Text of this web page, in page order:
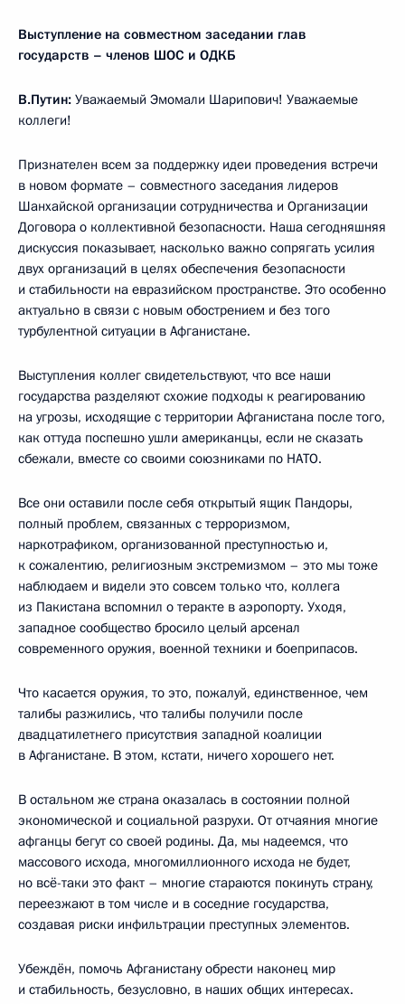
Выступление на совместном заседании глав
государств – членов ШОС и ОДКБ
В.Путин: Уважаемый Эмомали Шарипович! Уважаемые
коллеги!
Признателен всем за поддержку идеи проведения встречи
в новом формате – совместного заседания лидеров
Шанхайской организации сотрудничества и Организации
Договора о коллективной безопасности. Наша сегодняшняя
дискуссия показывает, насколько важно сопрягать усилия
двух организаций в целях обеспечения безопасности
и стабильности на евразийском пространстве. Это особенно
актуально в связи с новым обострением и без того
турбулентной ситуации в Афганистане.
Выступления коллег свидетельствуют, что все наши
государства разделяют схожие подходы к реагированию
на угрозы, исходящие с территории Афганистана после того,
как оттуда поспешно ушли американцы, если не сказать
сбежали, вместе со своими союзниками по НАТО.
Все они оставили после себя открытый ящик Пандоры,
полный проблем, связанных с терроризмом,
наркотрафиком, организованной преступностью и,
к сожалентию, религиозным экстремизмом – это мы тоже
наблюдаем и видели это совсем только что, коллега
из Пакистана вспомнил о теракте в аэропорту. Уходя,
западное сообщество бросило целый арсенал
современного оружия, военной техники и боеприпасов.
Что касается оружия, то это, пожалуй, единственное, чем
талибы разжились, что талибы получили после
двадцатилетнего присутствия западной коалиции
в Афганистане. В этом, кстати, ничего хорошего нет.
В остальном же страна оказалась в состоянии полной
экономической и социальной разрухи. От отчаяния многие
афганцы бегут со своей родины. Да, мы надеемся, что
массового исхода, многомиллионного исхода не будет,
но всё-таки это факт – многие стараются покинуть страну,
переезжают в том числе и в соседние государства,
создавая риски инфильтрации преступных элементов.
Убеждён, помочь Афганистану обрести наконец мир
и стабильность, безусловно, в наших общих интересах.